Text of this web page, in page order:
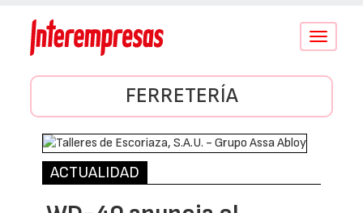
Conmutar
FERRETERÍA
ACTUALIDAD